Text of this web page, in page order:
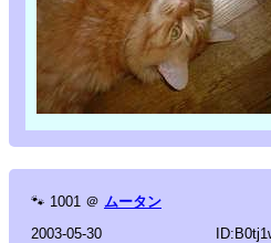
🐾 1001 ＠ ムータン
2003-05-30